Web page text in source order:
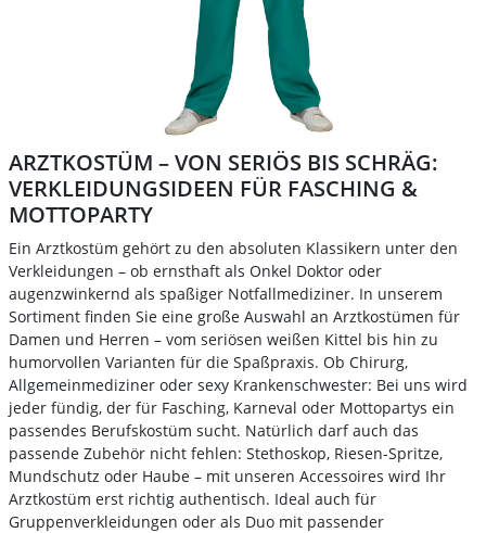
ARZTKOSTÜM – VON SERIÖS BIS SCHRÄG:
VERKLEIDUNGSIDEEN FÜR FASCHING &
MOTTOPARTY
Ein Arztkostüm gehört zu den absoluten Klassikern unter den
Verkleidungen – ob ernsthaft als Onkel Doktor oder
augenzwinkernd als spaßiger Notfallmediziner. In unserem
Sortiment finden Sie eine große Auswahl an Arztkostümen für
Damen und Herren – vom seriösen weißen Kittel bis hin zu
humorvollen Varianten für die Spaßpraxis. Ob Chirurg,
Allgemeinmediziner oder sexy Krankenschwester: Bei uns wird
jeder fündig, der für Fasching, Karneval oder Mottopartys ein
passendes Berufskostüm sucht. Natürlich darf auch das
passende Zubehör nicht fehlen: Stethoskop, Riesen-Spritze,
Mundschutz oder Haube – mit unseren Accessoires wird Ihr
Arztkostüm erst richtig authentisch. Ideal auch für
Gruppenverkleidungen oder als Duo mit passender